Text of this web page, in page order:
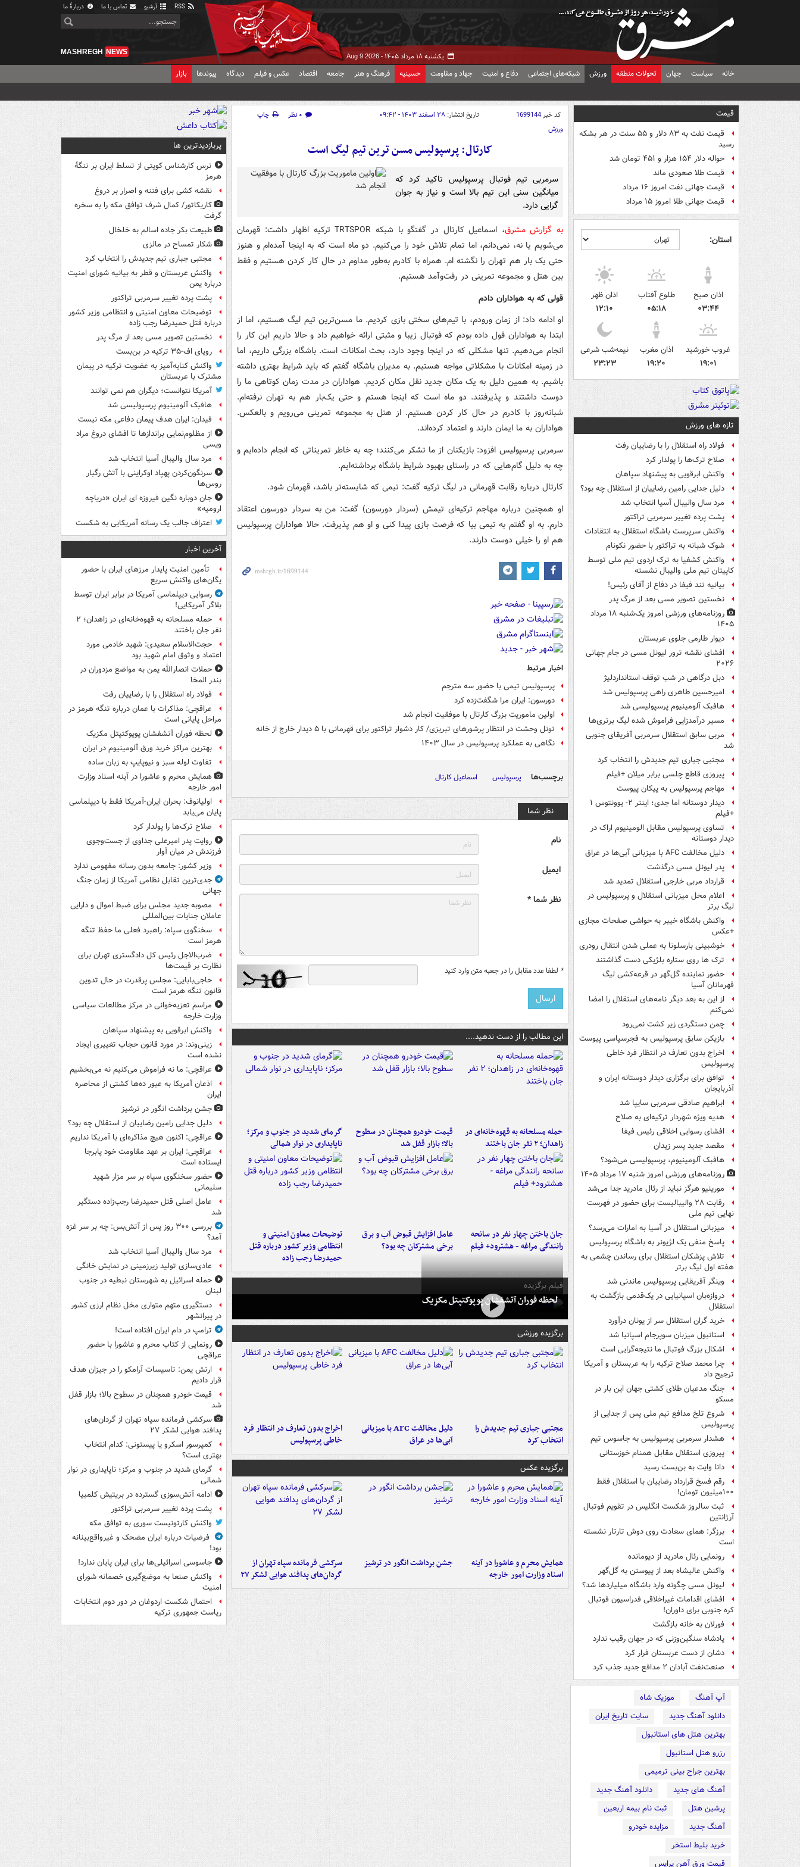
آرشیو تماس با ما دربارهٔ ما
یکشنبه ۱۸ مرداد ۱۴۰۵ - Aug 9 2026
MASHREGH NEWS
خانه سیاست جهان تحولات منطقه ورزش شبکه‌های اجتماعی دفاع و امنیت جهاد و مقاومت حسینیه فرهنگ و هنر جامعه اقتصاد عکس و فیلم دیدگاه پیوندها بازار
قیمت
قیمت نفت به ۸۳ دلار و ۵۵ سنت در هر بشکه
رسید
حواله دلار ۱۵۴ هزار و ۴۵۱ تومان شد
قیمت طلا صعودی ماند
قیمت جهانی نفت امروز ۱۶ مرداد
قیمت جهانی طلا امروز ۱۵ مرداد
استان:
اذان صبح
۰۳:۴۴
طلوع آفتاب
۰۵:۱۸
اذان ظهر
۱۲:۱۰
غروب خورشید
۱۹:۰۱
اذان مغرب
۱۹:۲۰
نیمه‌شب شرعی
۲۳:۲۳
تازه های ورزش
فولاد راه استقلال را با رضاییان رفت
صلاح ترک‌ها را پولدار کرد
واکنش ابرقویی به پیشنهاد سپاهان
دلیل جدایی رامین رضاییان از استقلال چه بود؟
مرد سال والیبال آسیا انتخاب شد
پشت پرده تغییر سرمربی تراکتور
واکنش سرپرست باشگاه استقلال به انتقادات
شوک شبانه به تراکتور با حضور نکونام
واکنش کشفیا به ترک اردوی تیم ملی توسط
کاپیتان تیم ملی والیبال نشسته
بیانیه تند فیفا در دفاع از آقای رئیس!
نخستین تصویر مسی بعد از مرگ پدر
روزنامه‌های ورزشی امروز یک‌شنبه ۱۸ مرداد
۱۴۰۵
دیوار طارمی جلوی عربستان
افشای نقشه ترور لیونل مسی در جام جهانی
۲۰۲۶
دبل درگاهی در شب توقف استانداردلیژ
امیرحسین طاهری راهی پرسپولیس شد
هافبک آلومینیوم پرسپولیسی شد
مسیر درآمدزایی فراموش شده لیگ برتری‌ها
مربی سابق استقلال سرمربی آفریقای جنوبی
شد
مجتبی جباری تیم جدیدش را انتخاب کرد
پیروزی قاطع چلسی برابر میلان +فیلم
مهاجم پرسپولیس به پیکان پیوست
دیدار دوستانه اما جدی؛ اینتر ۲- یوونتوس ۱
+فیلم
تساوی پرسپولیس مقابل الومینیوم اراک در
دیدار دوستانه
دلیل مخالفت AFC با میزبانی آبی‌ها در عراق
پدر لیونل مسی درگذشت
قرارداد مربی خارجی استقلال تمدید شد
اعلام محل میزبانی استقلال و پرسپولیس در
لیگ برتر
واکنش باشگاه خیبر به حواشی صفحات مجازی
+عکس
خوشبینی بارسلونا به عملی شدن انتقال رودری
ترک ها روی ستاره بلژیکی دست گذاشتند
حضور نماینده گل‌گهر در قرعه‌کشی لیگ
قهرمانان آسیا
از این به بعد دیگر نامه‌های استقلال را امضا
نمی‌کنم
چمن دستگردی زیر کشت نمی‌رود
بازیکن سابق پرسپولیس به فجرسپاسی پیوست
اخراج بدون تعارف در انتظار فرد خاطی
پرسپولیس
توافق برای برگزاری دیدار دوستانه ایران و
آذربایجان
ابراهیم صادقی سرمربی سایپا شد
هدیه ویژه شهردار ترکیه‌ای به صلاح
افشای رسوایی اخلاقی رئیس فیفا
مقصد جدید پسر زیدان
هافبک آلومینیوم، پرسپولیسی می‌شود؟
روزنامه‌های ورزشی امروز ‌شنبه ۱۷ مرداد ۱۴۰۵
مورینیو هرگز نباید از رئال مادرید جدا می‌شد
رقابت ۲۸ والیبالیست برای حضور در فهرست
نهایی تیم ملی
میزبانی استقلال در آسیا به امارات می‌رسد؟
پاسخ منفی یک لژیونر به باشگاه پرسپولیس
تلاش پزشکان استقلال برای رساندن چشمی به
هفته اول لیگ برتر
وینگر آفریقایی پرسپولیس ماندنی شد
دروازه‌بان اسپانیایی در یک‌قدمی بازگشت به
استقلال
خرید گران استقلال سر از یونان درآورد
استانبول میزبان سوپرجام اسپانیا شد
اشکال بزرگ فوتبال ما نتیجه‌گرایی است
چرا محمد صلاح ترکیه را به عربستان و آمریکا
ترجیح داد
جنگ مدعیان طلای کشتی جهان این بار در
مسکو
شروع تلخ مدافع تیم ملی پس از جدایی از
پرسپولیس
هشدار سرمربی پرسپولیس به جاسوس تیم
پیروزی استقلال مقابل همنام خوزستانی
دانا وایت به بن‌بست رسید
رقم فسخ قرارداد رضاییان با استقلال فقط
۱۰۰میلیون تومان!
ثبت سالروز شکست انگلیس در تقویم فوتبال
آرژانتین
برزگر: همای سعادت روی دوش تارتار نشسته
است
رونمایی رئال مادرید از دیومانده
واکنش عالیشاه بعد از پیوستن به گل‌گهر
لیونل مسی چگونه وارد باشگاه میلیاردها شد؟
افشای اقدامات غیراخلاقی فدراسیون فوتبال
کره جنوبی برای داوران!
فورلان به خانه بازگشت
پادشاه سنگین‌وزنی که در جهان رقیب ندارد
دشان از دست عربستان فرار کرد
صنعت‌نفت آبادان ۲ مدافع جدید جذب کرد
آپ آهنگ
موزیک شاه
دانلود آهنگ جدید
سایت تاریخ ایران
بهترین هتل های استانبول
رزرو هتل استانبول
بهترین جراح بینی ترمیمی
آهنگ های جدید
دانلود آهنگ جدید
پرشین هتل
ثبت نام بیمه اربعین
آهنگ جدید
مزایده خودرو
خرید بلیط استخر
قیمت ورق آهن پرایس
کد خبر1699144 تاریخ انتشار: ۲۸ اسفند ۱۴۰۳ - ۰۹:۴۲ ۰ نظر
چاپ
ورزش
کارتال: پرسپولیس مسن ترین تیم لیگ است
سرمربی تیم فوتبال پرسپولیس تاکید کرد که
میانگین سنی این تیم بالا است و نیاز به جوان
گرایی دارد.
به گزارش مشرق
، اسماعیل کارتال در گفتگو با شبکه TRTSPOR ترکیه اظهار داشت: قهرمان
می‌شویم یا نه، نمی‌دانم، اما تمام تلاش خود را می‌کنیم. دو ماه است که به اینجا آمده‌ام و هنوز
حتی یک بار هم تهران را نگشته ام. همراه با کادرم به‌طور مداوم در حال کار کردن هستیم و فقط
بین هتل و مجموعه تمرینی در رفت‌وآمد هستیم.
قولی که به هواداران دادم
او ادامه داد: از زمان ورودم، با تیم‌های سختی بازی کردیم. ما مسن‌ترین تیم لیگ هستیم، اما از
ابتدا به هواداران قول داده بودم که فوتبال زیبا و مثبتی ارائه خواهیم داد و حالا داریم این کار را
انجام می‌دهیم. تنها مشکلی که در اینجا وجود دارد، بحث امکانات است. باشگاه بزرگی داریم، اما
در زمینه امکانات با مشکلاتی مواجه هستیم. به مدیران باشگاه گفتم که باید شرایط بهتری داشته
باشیم. به همین دلیل به یک مکان جدید نقل مکان کردیم. هواداران در مدت زمان کوتاهی ما را
دوست داشتند و پذیرفتند. دو ماه است که اینجا هستم و حتی یک‌بار هم به تهران نرفته‌ام.
شبانه‌روز با کادرم در حال کار کردن هستیم. از هتل به مجموعه تمرینی می‌رویم و بالعکس.
هواداران به ما ایمان دارند و اعتماد کرده‌اند.
سرمربی پرسپولیس افزود: بازیکنان از ما تشکر می‌کنند؛ چه به خاطر تمریناتی که انجام داده‌ایم و
چه به دلیل گام‌هایی که در راستای بهبود شرایط باشگاه برداشته‌ایم.
کارتال درباره رقابت قهرمانی در لیگ ترکیه گفت: تیمی که شایسته‌تر باشد، قهرمان شود.
او همچنین درباره مهاجم ترکیه‌ای تیمش (سردار دورسون) گفت: من به سردار دورسون اعتقاد
دارم. به او گفتم به تیمی بیا که فرصت بازی پیدا کنی و او هم پذیرفت. حالا هواداران پرسپولیس
هم او را خیلی دوست دارند.
اخبار مرتبط
پرسپولیس تیمی با حضور سه مترجم
دورسون: ایران مرا شگفت‌زده کرد
اولین ماموریت بزرگ کارتال با موفقیت انجام شد
تونل وحشت در انتظار پرشورهای تبریزی/ کار دشوار تراکتور برای قهرمانی با ۵ دیدار خارج از خانه
نگاهی به عملکرد پرسپولیس در سال ۱۴۰۳
برچسب‌ها پرسپولیس اسماعیل کارتال
نظر شما
نام
ایمیل
نظر شما *
* لطفا عدد مقابل را در جعبه متن وارد کنید
این مطالب را از دست ندهید....
حمله مسلحانه به قهوه‌خانه‌ای در
زاهدان؛ ۲ نفر جان باختند
قیمت خودرو همچنان در سطوح
بالا؛ بازار قفل شد
گرمای شدید در جنوب و مرکز؛
ناپایداری در نوار شمالی
جان باختن چهار نفر در سانحه
رانندگی مراغه - هشترود+ فیلم
عامل افزایش قبوض آب و برق
برخی مشترکان چه بود؟
توضیحات معاون امنیتی و
انتظامی وزیر کشور درباره قتل
حمیدرضا رجب زاده
فیلم برگزیده
لحظه فوران آتشفشان پوپوکتپتل مکزیک
برگزیده ورزشی
مجتبی جباری تیم جدیدش را
انتخاب کرد
دلیل مخالفت AFC با میزبانی
آبی‌ها در عراق
اخراج بدون تعارف در انتظار فرد
خاطی پرسپولیس
برگزیده عکس
همایش محرم و عاشورا در آینه
اسناد وزارت امور خارجه
جشن برداشت انگور در ترشیز
سرکشی فرمانده سپاه تهران از
گردان‌های پدافند هوایی لشکر ۲۷
پربازدیدترین ها
ترس کارشناس کویتی از تسلط ایران بر تنگۀ
هرمز
نقشه کشی برای فتنه و اصرار بر دروغ
کاریکاتور/ کمال شرف توافق مکه را به سخره
گرفت
طبیعت بکر جاده اسالم به خلخال
شکار تمساح در مالزی
مجتبی جباری تیم جدیدش را انتخاب کرد
واکنش عربستان و قطر به بیانیه شورای امنیت
درباره یمن
پشت پرده تغییر سرمربی تراکتور
توضیحات معاون امنیتی و انتظامی وزیر کشور
درباره قتل حمیدرضا رجب زاده
نخستین تصویر مسی بعد از مرگ پدر
رویای اف-۳۵ ترکیه در بن‌بست
واکنش کنایه‌آمیز به عضویت ترکیه در پیمان
مشترک با عربستان
آمریکا نتوانست؛ دیگران هم نمی توانند
هافبک آلومینیوم پرسپولیسی شد
فیدان: ایران هدف پیمان دفاعی مکه نیست
از مظلوم‌نمایی براندازها تا افشای دروغ مراد
ویسی
مرد سال والیبال آسیا انتخاب شد
سرنگون‌کردن پهپاد اوکراینی با آتش رگبار
روس‌ها
جان دوباره نگین فیروزه ای ایران «دریاچه
ارومیه»
اعتراف جالب یک رسانه آمریکایی به شکست
آخرین اخبار
تأمین امنیت پایدار مرزهای ایران با حضور
یگان‌های واکنش سریع
رسوایی دیپلماسی آمریکا در برابر ایران توسط
بلاگر آمریکایی!
حمله مسلحانه به قهوه‌خانه‌ای در زاهدان؛ ۲
نفر جان باختند
حجت‌الاسلام سعیدی: شهید خادمی مورد
اعتماد و وثوق امام شهید بود
حملات انصارالله یمن به مواضع مزدوران در
بندر المخا
فولاد راه استقلال را با رضاییان رفت
عراقچی: مذاکرات با عمان درباره تنگه هرمز در
مراحل پایانی است
لحظه فوران آتشفشان پوپوکتپتل مکزیک
بهترین مراکز خرید ورق آلومینیوم در ایران
تفاوت لوله سبز و نیوپایپ به زبان ساده
همایش محرم و عاشورا در آینه اسناد وزارت
امور خارجه
اولیانوف: بحران ایران-آمریکا فقط با دیپلماسی
پایان می‌یابد
صلاح ترک‌ها را پولدار کرد
روایت پدر امیرعلی جداوی از جست‌وجوی
فرزندش در میان آوار
وزیر کشور: جامعه بدون رسانه مفهومی ندارد
جدی‌ترین تقابل نظامی آمریکا از زمان جنگ
جهانی
مصوبه جدید مجلس برای ضبط اموال و دارایی
عاملان جنایات بین‌المللی
سخنگوی سپاه: راهبرد فعلی ما حفظ تنگه
هرمز است
ضرب‌الاجل رئیس کل دادگستری تهران برای
نظارت بر قیمت‌ها
حاجی‌بابایی: مجلس پرقدرت در حال تدوین
قانون تنگه هرمز است
مراسم تعزیه‌خوانی در مرکز مطالعات سیاسی
وزارت خارجه
واکنش ابرقویی به پیشنهاد سپاهان
زینی‌وند: در مورد قانون حجاب تغییری ایجاد
نشده است
عراقچی: ما نه فراموش می‌کنیم نه می‌بخشیم
اذعان آمریکا به عبور ده‌ها کشتی از محاصره
ایران
جشن برداشت انگور در ترشیز
دلیل جدایی رامین رضاییان از استقلال چه بود؟
عراقچی: اکنون هیچ مذاکره‌ای با آمریکا نداریم
عراقچی: ایران بر عهد مقاومت خود پابرجا
ایستاده است
حضور سخنگوی سپاه بر سر مزار شهید
سلیمانی
عامل اصلی قتل حمیدرضا رجب‌زاده دستگیر
شد
بررسی ۳۰۰ روز پس از آتش‌بس: چه بر سر غزه
آمد؟
مرد سال والیبال آسیا انتخاب شد
عادی‌سازی تولید زیرزمینی در نمایش خانگی
حمله اسرائیل به شهرستان نبطیه در جنوب
لبنان
دستگیری متهم متواری مخل نظام ارزی کشور
در پیرانشهر
ترامپ در دام ایران افتاده است!
رونمایی از کتاب محرم و عاشورا با حضور
عراقچی
ارتش یمن: تاسیسات آرامکو را در جیزان هدف
قرار دادیم
قیمت خودرو همچنان در سطوح بالا؛ بازار قفل
شد
سرکشی فرمانده سپاه تهران از گردان‌های
پدافند هوایی لشکر ۲۷
کمپرسور اسکرو یا پیستونی: کدام انتخاب
بهتری است؟
گرمای شدید در جنوب و مرکز؛ ناپایداری در نوار
شمالی
ادامه آتش‌سوزی گسترده در بریتیش کلمبیا
پشت پرده تغییر سرمربی تراکتور
واکنش کارتونیست سوری به توافق مکه
فرضیات درباره ایران مضحک و غیرواقع‌بینانه
بود!
جاسوسی اسرائیلی‌ها برای ایران پایان ندارد!
واکنش صنعا به موضع‌گیری خصمانه شورای
امنیت
احتمال شکست اردوغان در دور دوم انتخابات
ریاست جمهوری ترکیه